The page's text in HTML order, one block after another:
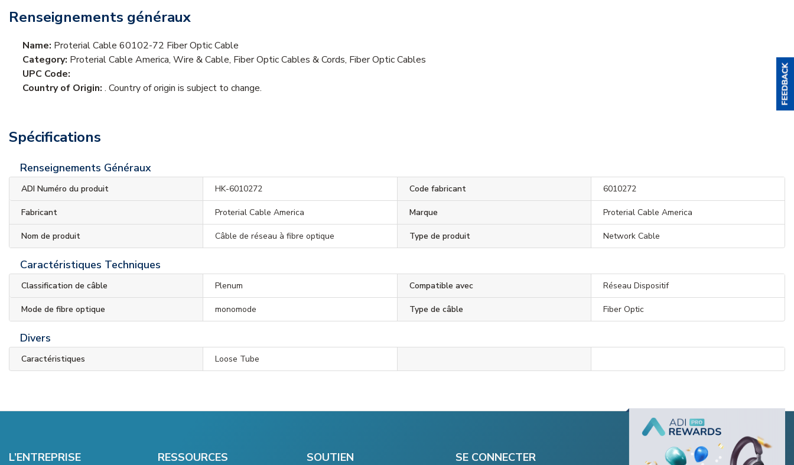
Renseignements généraux
Name: Proterial Cable 60102-72 Fiber Optic Cable
Category: Proterial Cable America, Wire & Cable, Fiber Optic Cables & Cords, Fiber Optic Cables
UPC Code:
Country of Origin: . Country of origin is subject to change.
Spécifications
Renseignements Généraux
ADI Numéro du produit HK-6010272 Code fabricant 6010272
Fabricant Proterial Cable America Marque Proterial Cable America
Nom de produit Câble de réseau à fibre optique Type de produit Network Cable
Caractéristiques Techniques
Classification de câble Plenum Compatible avec Réseau Dispositif
Mode de fibre optique monomode Type de câble Fiber Optic
Divers
Caractéristiques Loose Tube
L’ENTREPRISE RESSOURCES SOUTIEN SE CONNECTER